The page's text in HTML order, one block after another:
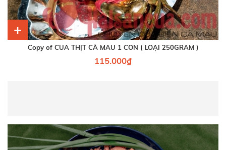
+
Copy of CUA THỊT CÀ MAU 1 CON ( LOẠI 250GRAM )
115.000₫